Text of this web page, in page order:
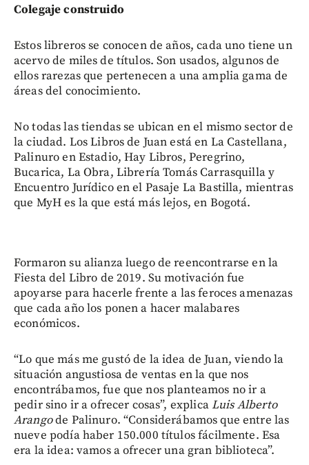
Colegaje construido
Estos libreros se conocen de años, cada uno tiene un
acervo de miles de títulos. Son usados, algunos de
ellos rarezas que pertenecen a una amplia gama de
áreas del conocimiento.
No todas las tiendas se ubican en el mismo sector de
la ciudad. Los Libros de Juan está en La Castellana,
Palinuro en Estadio, Hay Libros, Peregrino,
Bucarica, La Obra, Librería Tomás Carrasquilla y
Encuentro Jurídico en el Pasaje La Bastilla, mientras
que MyH es la que está más lejos, en Bogotá.
Formaron su alianza luego de reencontrarse en la
Fiesta del Libro de 2019. Su motivación fue
apoyarse para hacerle frente a las feroces amenazas
que cada año los ponen a hacer malabares
económicos.
“Lo que más me gustó de la idea de Juan, viendo la
situación angustiosa de ventas en la que nos
encontrábamos, fue que nos planteamos no ir a
pedir sino ir a ofrecer cosas”, explicaLuis Alberto
Arangode Palinuro. “Considerábamos que entre las
nueve podía haber 150.000 títulos fácilmente. Esa
era la idea: vamos a ofrecer una gran biblioteca”.